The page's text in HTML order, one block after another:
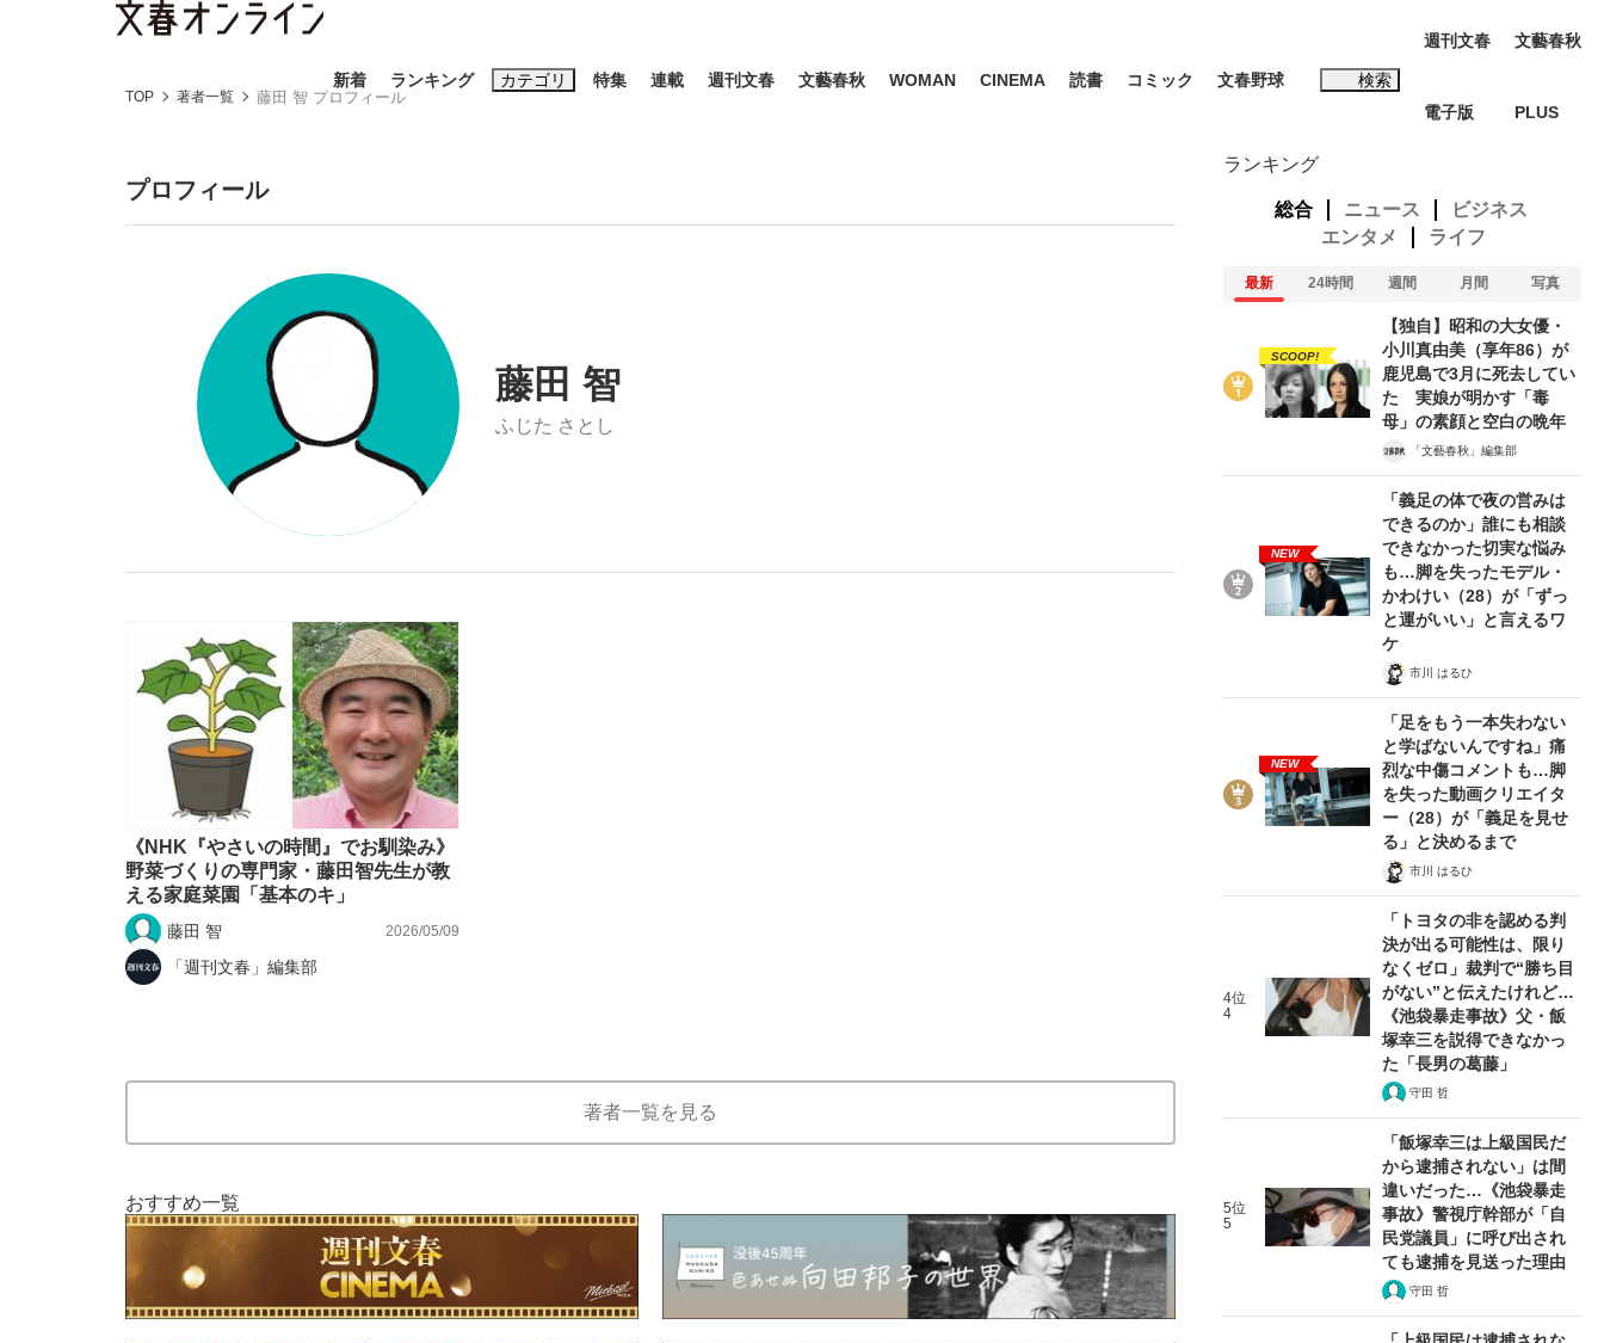
新着 ランキング カテゴリ
「善か悪かはどちらでもいい」リアル『九条の大罪』弁護士が明かすトク... 「キオクシアの投資の桁は一つ多くてもいい」時価総額が一時トヨタ超え...
【独自】昭和の大女優・小川真由美（享年86）が鹿児島で3月に死去し...
特集
終戦から81年
私のあのとき、私のいま
連載 週刊文春 文藝春秋 WOMAN CINEMA 読書 コミック 文春野球 検索
おすすめのキーワードタグ一覧
#玉木雄一郎
週刊文春
電子版
文藝春秋
PLUS
TOP 著者一覧 藤田 智 プロフィール
プロフィール
藤田 智
ふじた さとし
《NHK『やさいの時間』でお馴染み》
野菜づくりの専門家・藤田智先生が教
える家庭菜園「基本のキ」
藤田 智
「週刊文春」編集部
2026/05/09
著者一覧を見る
おすすめ一覧
ランキング
総合 ニュース
ビジネス
エンタメ
ライフ
最新 24時間 週間 月間 写真
SCOOP!
【独自】昭和の大女優・
小川真由美（享年86）が
鹿児島で3月に死去してい
た 実娘が明かす「毒
母」の素顔と空白の晩年
「文藝春秋」編集部
NEW
「義足の体で夜の営みは
できるのか」誰にも相談
できなかった切実な悩み
も…脚を失ったモデル・
かわけい（28）が「ずっ
と運がいい」と言えるワ
ケ
市川 はるひ
NEW
「足をもう一本失わない
と学ばないんですね」痛
烈な中傷コメントも…脚
を失った動画クリエイタ
ー（28）が「義足を見せ
る」と決めるまで
市川 はるひ
4位
4
「トヨタの非を認める判
決が出る可能性は、限り
なくゼロ」裁判で“勝ち目
がない”と伝えたけれど…
《池袋暴走事故》父・飯
塚幸三を説得できなかっ
た「長男の葛藤」
守田 哲
5位
5
「飯塚幸三は上級国民だ
から逮捕されない」は間
違いだった…《池袋暴走
事故》警視庁幹部が「自
民党議員」に呼び出され
ても逮捕を見送った理由
守田 哲